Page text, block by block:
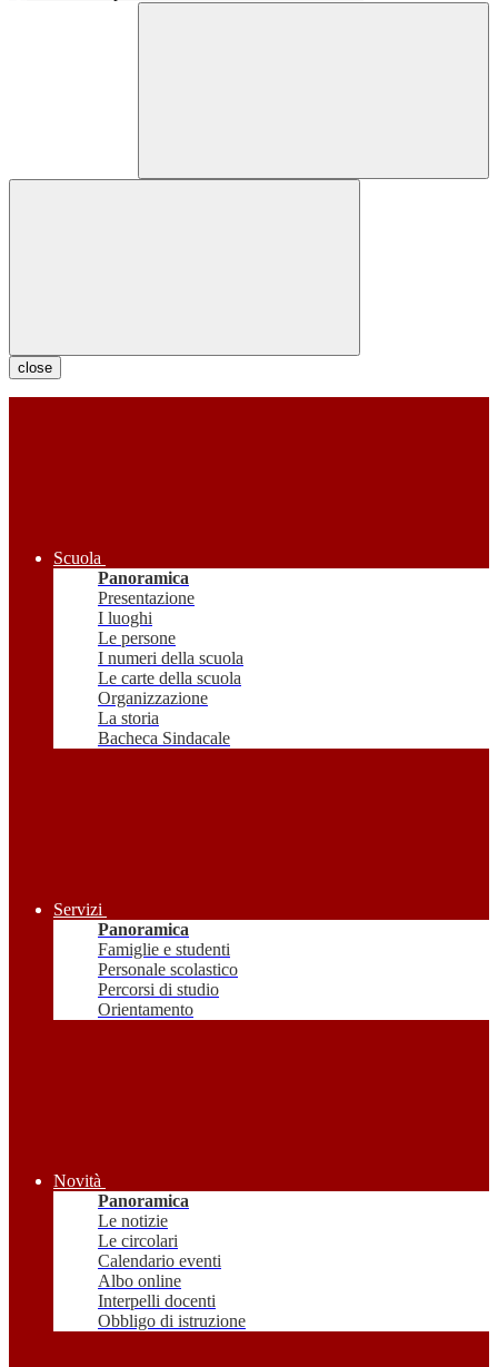
close
Scuola
Panoramica
Presentazione
I luoghi
Le persone
I numeri della scuola
Le carte della scuola
Organizzazione
La storia
Bacheca Sindacale
Servizi
Panoramica
Famiglie e studenti
Personale scolastico
Percorsi di studio
Orientamento
Novità
Panoramica
Le notizie
Le circolari
Calendario eventi
Albo online
Interpelli docenti
Obbligo di istruzione